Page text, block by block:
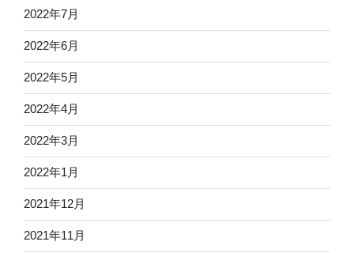
2022年7月
2022年6月
2022年5月
2022年4月
2022年3月
2022年1月
2021年12月
2021年11月